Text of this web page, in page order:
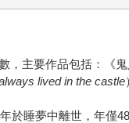
主要作品包括：《
lived in the castle
於睡夢中離世，年僅48